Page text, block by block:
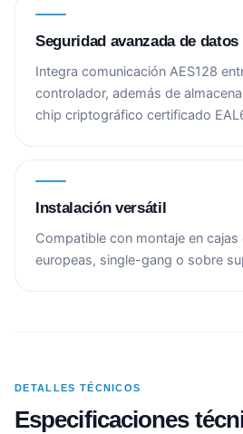
Seguridad avanzada de datos
Integra comunicación AES128
controlador, además de
chip criptográfico certificado
Instalación versátil
Compatible con montaje en
europeas, single-gang o sobre
DETALLES TÉCNICOS
Especificaciones